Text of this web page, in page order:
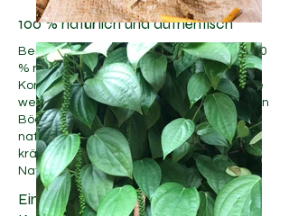
100 % natürlich und authentisch
Bei Pepe Ceylon sind unsere Gewürze 100
% rein – frei von Zusatzstoffen,
Konservierungsmitteln und Füllstoffen. Sie
werden von Hand in Sri Lankas fruchtbaren
Böden geerntet und behalten so ihr
natürliches Aroma, ihre Farbe und ihren
kräftigen Geschmack, ganz wie von der
Natur vorgesehen.
Ein Vermächtnis an Geschmack und